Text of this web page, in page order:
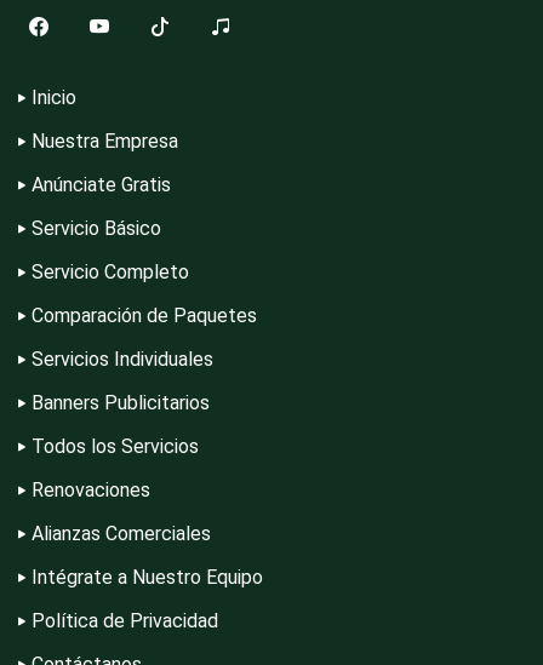
Empaques y Embalajes
Empresas de Limpieza
Energía Solar
Inicio
Nuestra Empresa
Anúnciate Gratis
Servicio Básico
Servicio Completo
Comparación de Paquetes
Servicios Individuales
Banners Publicitarios
Todos los Servicios
Renovaciones
Alianzas Comerciales
Intégrate a Nuestro Equipo
Política de Privacidad